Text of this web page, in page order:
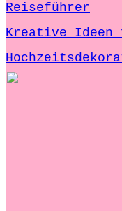
Reiseführer
Kreative